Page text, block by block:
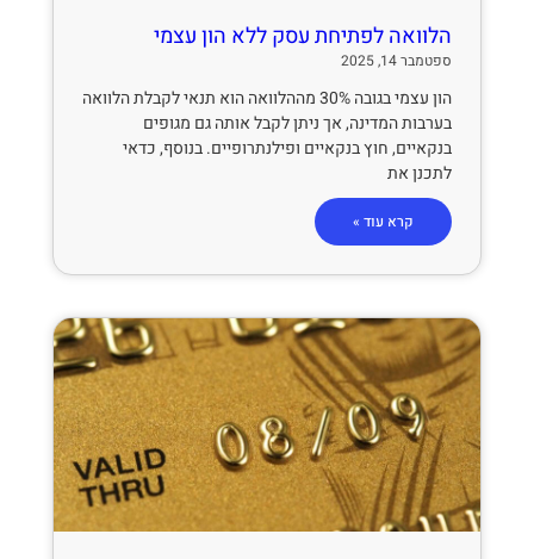
הלוואה לפתיחת עסק ללא הון עצמי
ספטמבר 14, 2025
הון עצמי בגובה 30% מההלוואה הוא תנאי לקבלת הלוואה
בערבות המדינה, אך ניתן לקבל אותה גם מגופים
בנקאיים, חוץ בנקאיים ופילנתרופיים. בנוסף, כדאי
לתכנן את
קרא עוד »